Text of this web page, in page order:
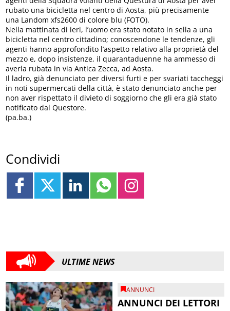
rubato una bicicletta nel centro di Aosta, più precisamente
una Landom xfs2600 di colore blu (FOTO).
Nella mattinata di ieri, l’uomo era stato notato in sella a una
bicicletta nel centro cittadino; conoscendone le tendenze, gli
agenti hanno approfondito l’aspetto relativo alla proprietà del
mezzo e, dopo insistenze, il quarantaduenne ha ammesso di
averla rubata in via Antica Zecca, ad Aosta.
Il ladro, già denunciato per diversi furti e per svariati taccheggi
in noti supermercati della città, è stato denunciato anche per
non aver rispettato il divieto di soggiorno che gli era già stato
notificato dal Questore.
(pa.ba.)
Condividi
ULTIME NEWS
ANNUNCI
ANNUNCI DEI LETTORI